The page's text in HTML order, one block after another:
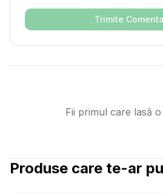
Trimite
Fii primul care lasă
Produse care te-ar